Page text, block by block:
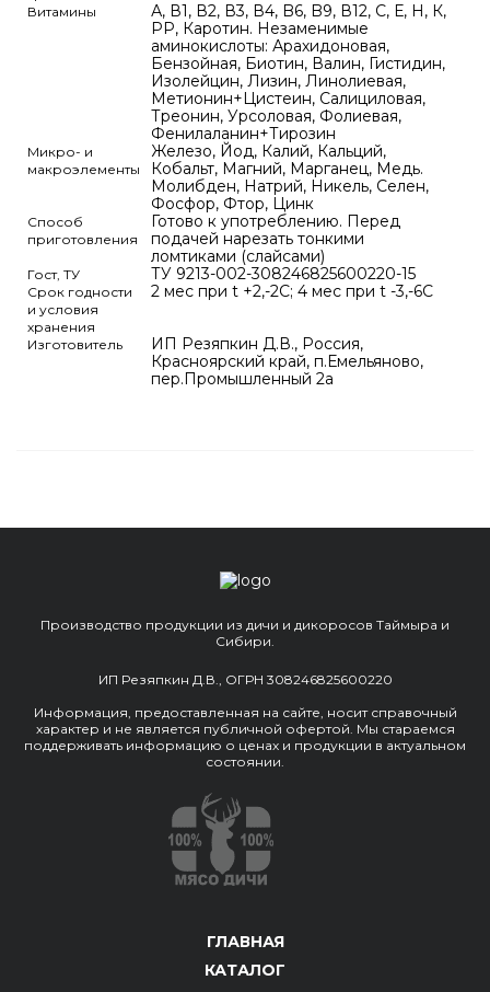
Витамины
А, В1, В2, В3, В4, B6, B9, В12, С, Е, Н, К,
РР, Каротин. Незаменимые
аминокислоты: Арахидоновая,
Бензойная, Биотин, Валин, Гистидин,
Изолейцин, Лизин, Линолиевая,
Метионин+Цистеин, Салициловая,
Треонин, Урсоловая, Фолиевая,
Фенилаланин+Тирозин
Микро- и
макроэлементы
Железо, Йод, Калий, Кальций,
Кобальт, Магний, Марганец, Медь.
Молибден, Натрий, Никель, Селен,
Фосфор, Фтор, Цинк
Способ
приготовления
Готово к употреблению. Перед
подачей нарезать тонкими
ломтиками (слайсами)
Гост, ТУ ТУ 9213-002-308246825600220-15
Срок годности
и условия
хранения
2 мес при t +2,-2C; 4 мес при t -3,-6C
Изготовитель
ИП Резяпкин Д.В., Россия,
Красноярский край, п.Емельяново,
пер.Промышленный 2а
Производство продукции из дичи и дикоросов Таймыра и
Сибири.
ИП Резяпкин Д.В., ОГРН 308246825600220
Информация, предоставленная на сайте, носит справочный
характер и не является публичной офертой. Мы стараемся
поддерживать информацию о ценах и продукции в актуальном
состоянии.
ГЛАВНАЯ
КАТАЛОГ